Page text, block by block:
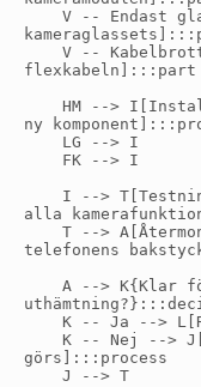
V -- Endast
V --
flexkabeln]:::part
HM -->
ny
    LG --> I
    FK --> I
I -->
alla
T -->
telefonens
A --> K{Klar
K -- Ja -->
K -- Nej -->
görs]:::process
    J --> T